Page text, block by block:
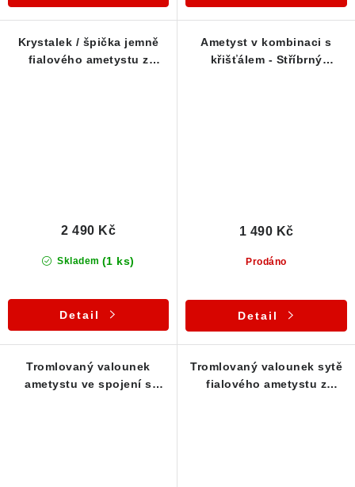
Krystalek / špička jemně
fialového ametystu z
Skladem (1 ks)
2 490 Kč
Detail
Ametyst v kombinaci s
křišťálem - Stříbrný
Prodáno
1 490 Kč
Detail
Tromlovaný valounek
ametystu ve spojení s
Tromlovaný valounek sytě
fialového ametystu z